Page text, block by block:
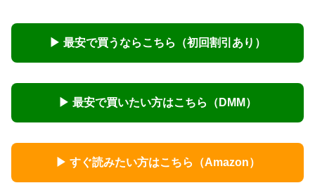
▶ 最安で買うならこちら（初回割引あり）
▶ 最安で買いたい方はこちら（DMM）
▶ すぐ読みたい方はこちら（Amazon）